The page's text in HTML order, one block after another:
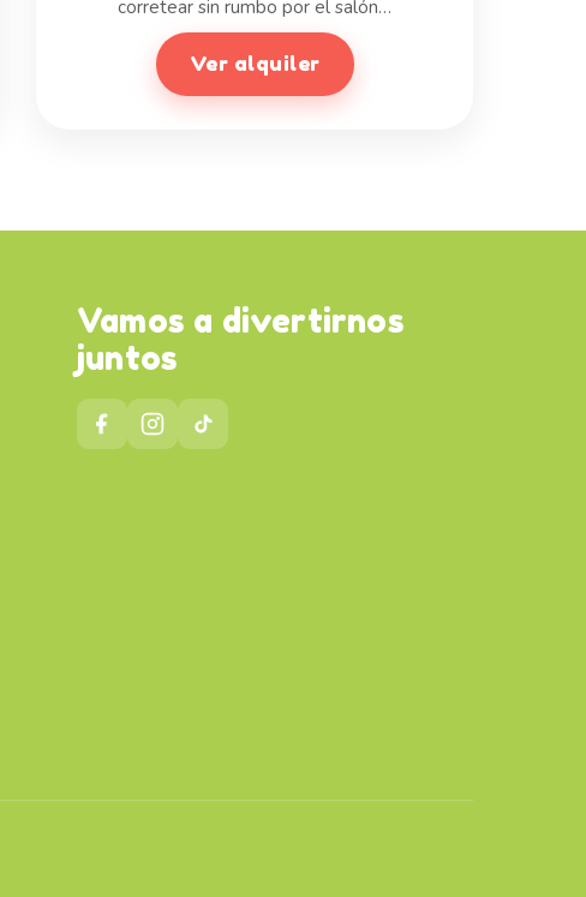
corretear sin rumbo por el salón…
Ver alquiler
Vamos a divertirnos
juntos